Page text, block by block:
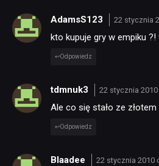
AdamsS123 22 stycznia
kto kupuje gry w empiku ?!
Odpowiedz
tdmnuk3 22 stycznia
Ale co się stało ze
Odpowiedz
Blaadee 22 stycznia 2010